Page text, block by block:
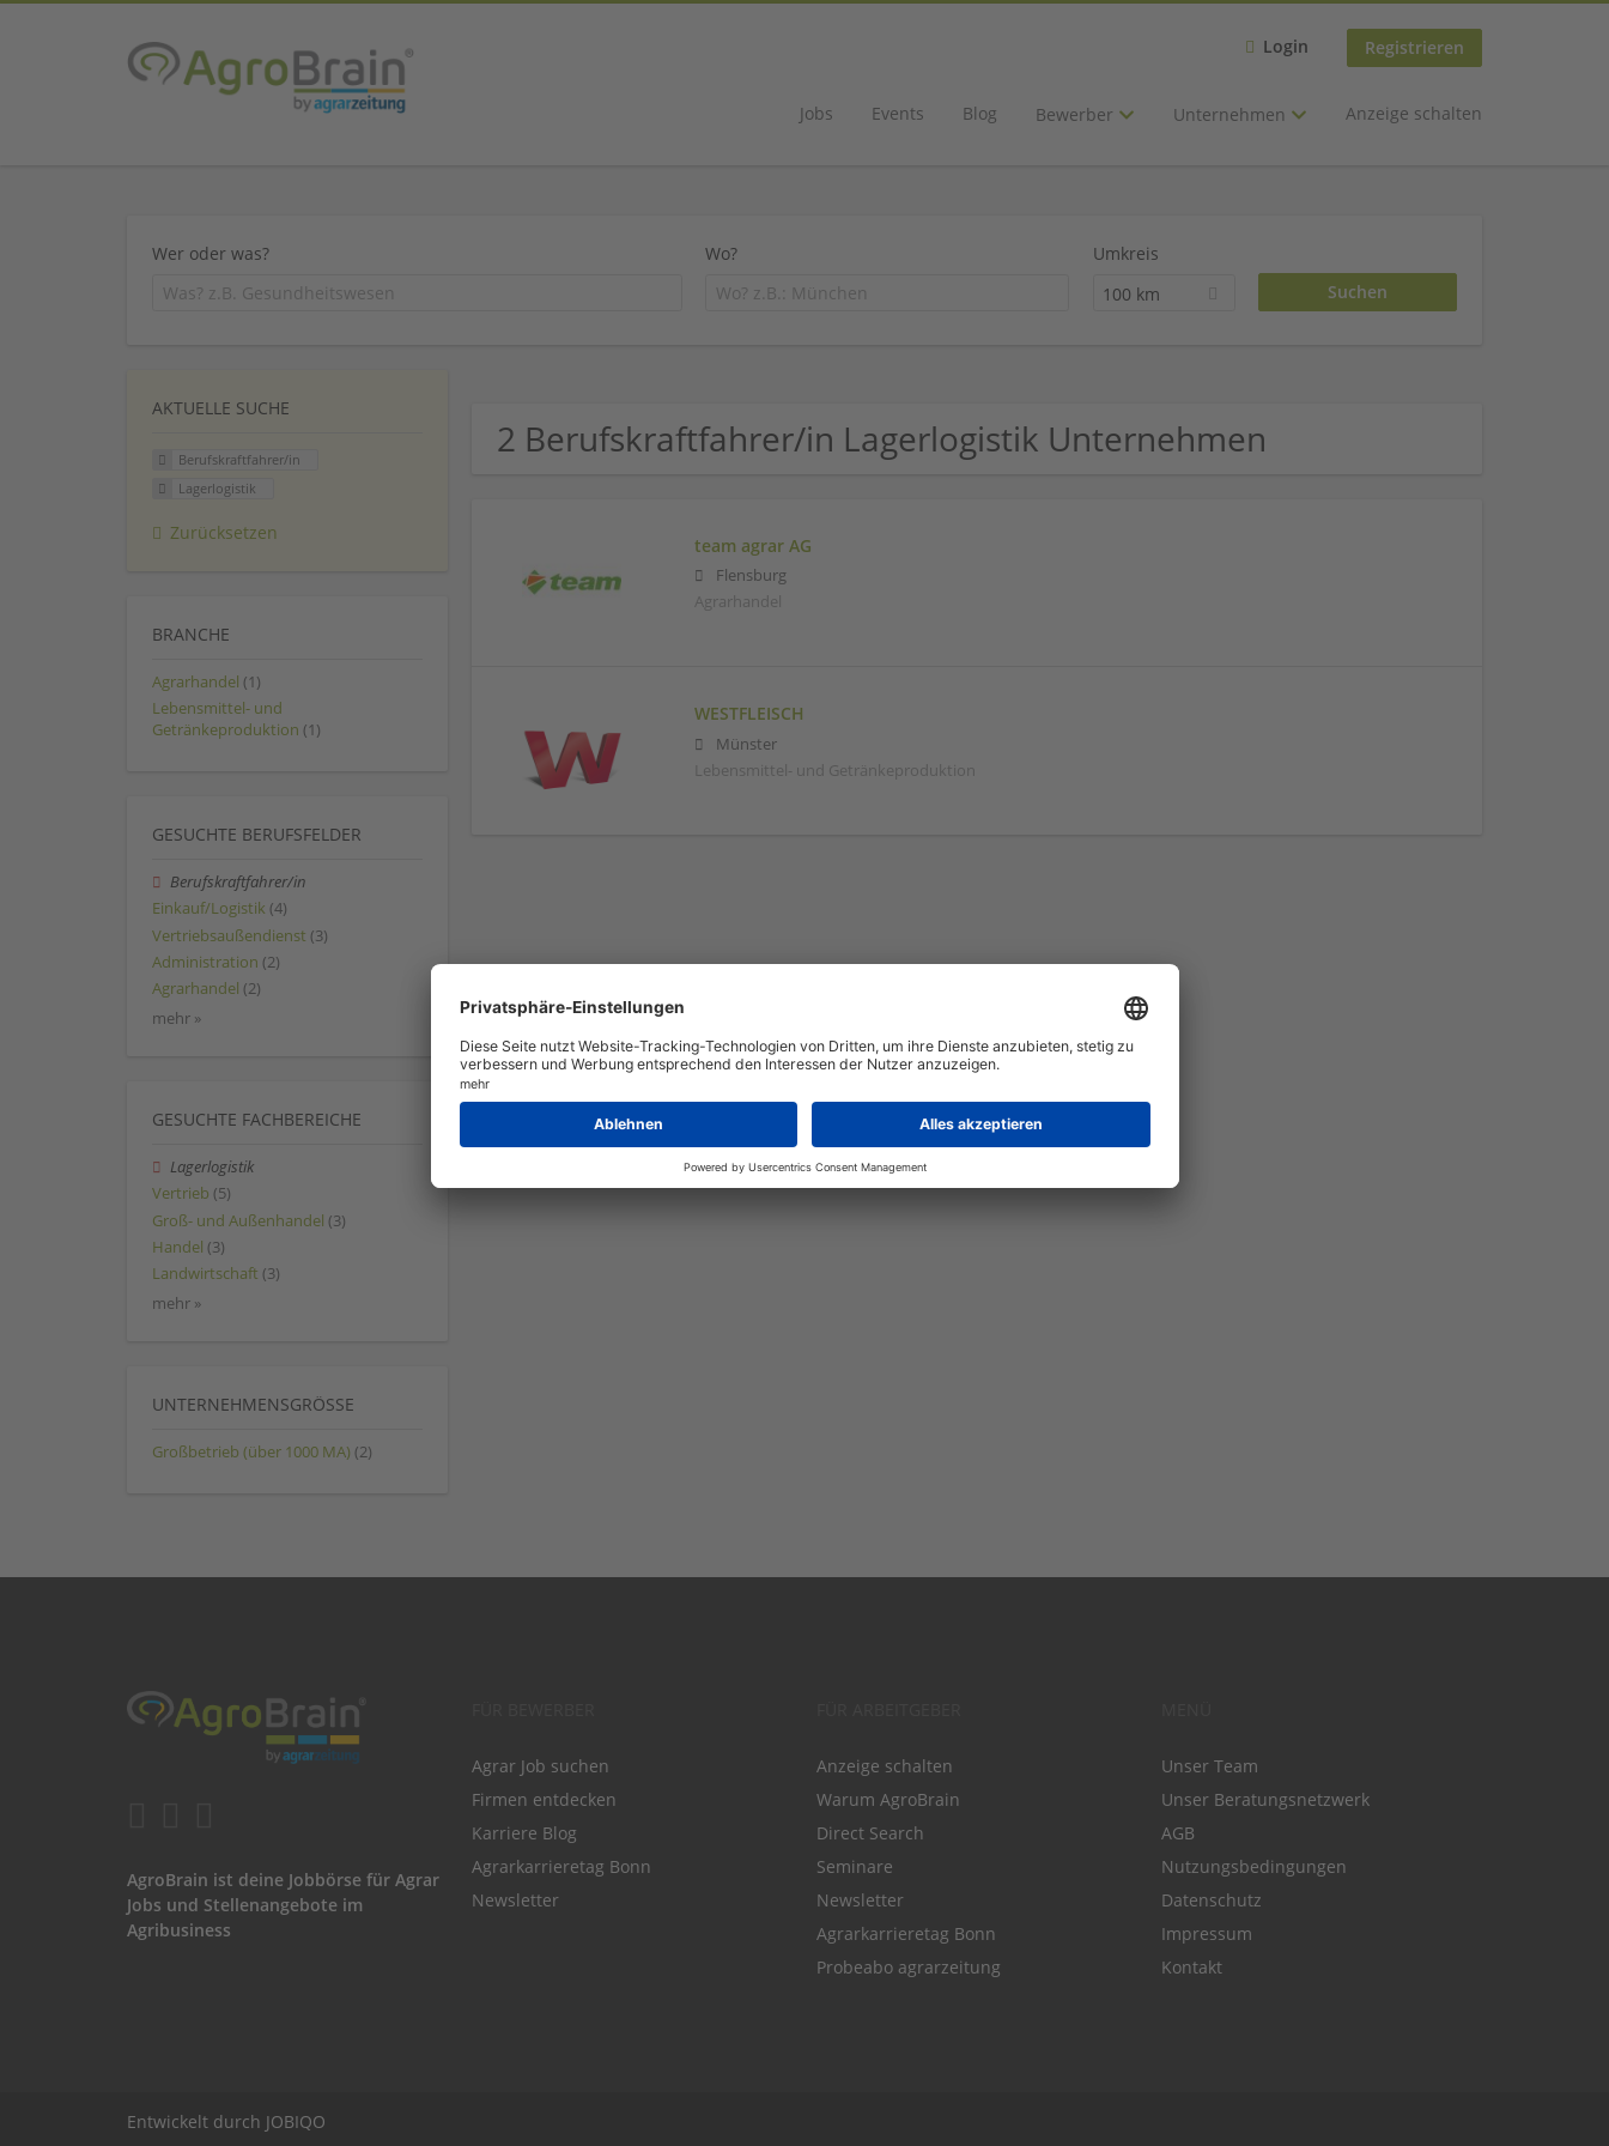
Login Registrieren
Jobs Events Blog Bewerber Unternehmen Anzeige schalten
Wer oder was? Wo?
Umkreis
100 km
2 Berufskraftfahrer/in Lagerlogistik Unternehmen
team agrar AG
Flensburg
Agrarhandel
WESTFLEISCH
Münster
Lebensmittel- und Getränkeproduktion
AKTUELLE SUCHE
Berufskraftfahrer/in
Lagerlogistik
Zurücksetzen
BRANCHE
Agrarhandel (1)
Lebensmittel- und
Getränkeproduktion (1)
GESUCHTE BERUFSFELDER
Berufskraftfahrer/in
Einkauf/Logistik (4)
Vertriebsaußendienst (3)
Administration (2)
Agrarhandel (2)
mehr »
GESUCHTE FACHBEREICHE
Lagerlogistik
Vertrieb (5)
Groß- und Außenhandel (3)
Handel (3)
Landwirtschaft (3)
mehr »
UNTERNEHMENSGRÖSSE
Großbetrieb (über 1000 MA) (2)
AgroBrain ist deine Jobbörse für Agrar
Jobs und Stellenangebote im
Agribusiness
Agrar Job suchen
Firmen entdecken
Karriere Blog
Agrarkarrieretag Bonn
Newsletter
Anzeige schalten
Warum AgroBrain
Direct Search
Seminare
Newsletter
Agrarkarrieretag Bonn
Probeabo agrarzeitung
Unser Team
Unser Beratungsnetzwerk
AGB
Nutzungsbedingungen
Datenschutz
Impressum
Kontakt
Entwickelt durch JOBIQO